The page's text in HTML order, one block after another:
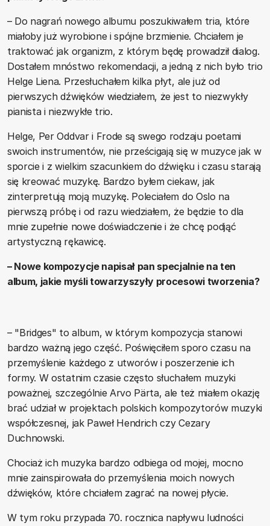
– Do nagrań nowego albumu poszukiwałem tria, które
miałoby już wyrobione i spójne brzmienie. Chciałem je
traktować jak organizm, z którym będę prowadził dialog.
Dostałem mnóstwo rekomendacji, a jedną z nich było trio
Helge Liena. Przesłuchałem kilka płyt, ale już od
pierwszych dźwięków wiedziałem, że jest to niezwykły
pianista i niezwykłe trio.
Helge, Per Oddvar i Frode są swego rodzaju poetami
swoich instrumentów, nie prześcigają się w muzyce jak w
sporcie i z wielkim szacunkiem do dźwięku i czasu starają
się kreować muzykę. Bardzo byłem ciekaw, jak
zinterpretują moją muzykę. Poleciałem do Oslo na
pierwszą próbę i od razu wiedziałem, że będzie to dla
mnie zupełnie nowe doświadczenie i że chcę podjąć
artystyczną rękawicę.
– Nowe kompozycje napisał pan specjalnie na ten
album, jakie myśli towarzyszyły procesowi tworzenia?
– "Bridges" to album, w którym kompozycja stanowi
bardzo ważną jego część. Poświęciłem sporo czasu na
przemyślenie każdego z utworów i poszerzenie ich
formy. W ostatnim czasie często słuchałem muzyki
poważnej, szczególnie Arvo Pärta, ale też miałem okazję
brać udział w projektach polskich kompozytorów muzyki
współczesnej, jak Paweł Hendrich czy Cezary
Duchnowski.
Chociaż ich muzyka bardzo odbiega od mojej, mocno
mnie zainspirowała do przemyślenia moich nowych
dźwięków, które chciałem zagrać na nowej płycie.
W tym roku przypada 70. rocznica napływu ludności